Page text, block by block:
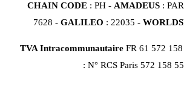
CHAIN CODE : PH - AMADEUS :
7628 - GALILEO : 22035 -
TVA Intracommunautaire FR 61 572
: N° RCS Paris 572 158